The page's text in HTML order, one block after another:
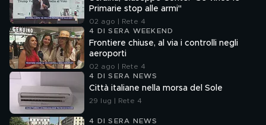
Primarie stop alle armi"
02 ago | Rete 4
4 DI SERA WEEKEND
Frontiere chiuse, al via i controlli negli
aeroporti
02 ago | Rete 4
4 DI SERA NEWS
Città italiane nella morsa del Sole
29 lug | Rete 4
4 DI SERA NEWS